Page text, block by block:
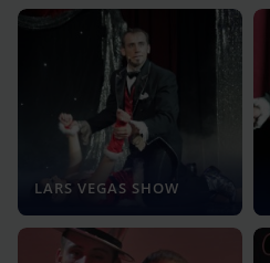
LARS VEGAS SHOW